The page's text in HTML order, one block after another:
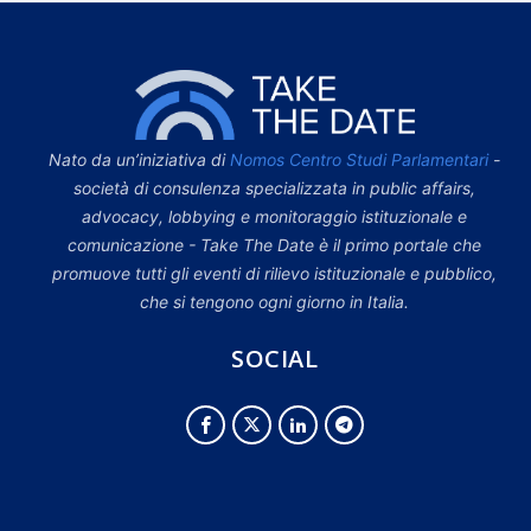
Nato da un’iniziativa diNomos Centro Studi Parlamentari-
società di consulenza specializzata in public affairs,
advocacy, lobbying e monitoraggio istituzionale e
comunicazione - Take The Date è il primo portale che
promuove tutti gli eventi di rilievo istituzionale e pubblico,
che si tengono ogni giorno in Italia.
SOCIAL